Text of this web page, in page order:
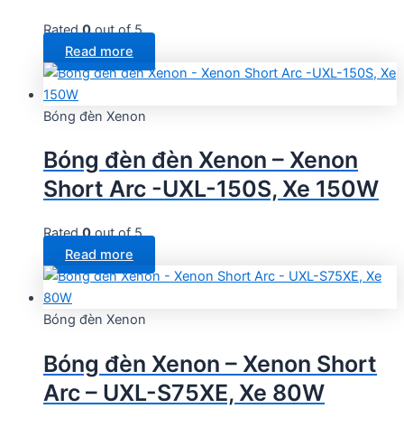
Rated0out of 5
Read more
Bóng đèn Xenon
Bóng đèn đèn Xenon – Xenon
Short Arc -UXL-150S, Xe 150W
Rated0out of 5
Read more
Bóng đèn Xenon
Bóng đèn Xenon – Xenon Short
Arc – UXL-S75XE, Xe 80W